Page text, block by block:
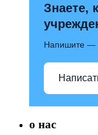
Знаете,
Напишите —
о нас